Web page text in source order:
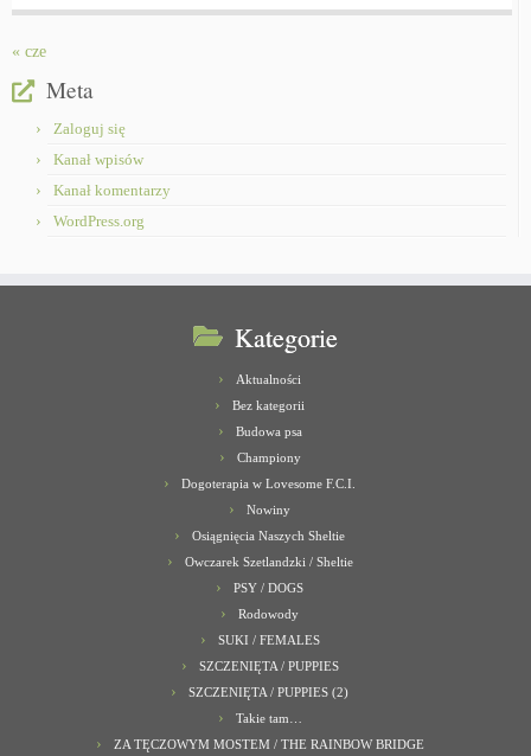
« cze
Meta
Zaloguj się
Kanał wpisów
Kanał komentarzy
WordPress.org
Kategorie
Aktualności
Bez kategorii
Budowa psa
Championy
Dogoterapia w Lovesome F.C.I.
Nowiny
Osiągnięcia Naszych Sheltie
Owczarek Szetlandzki / Sheltie
PSY / DOGS
Rodowody
SUKI / FEMALES
SZCZENIĘTA / PUPPIES
SZCZENIĘTA / PUPPIES (2)
Takie tam…
ZA TĘCZOWYM MOSTEM / THE RAINBOW BRIDGE